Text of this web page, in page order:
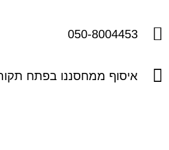
050-8004453
איסוף ממחסננו בפתח